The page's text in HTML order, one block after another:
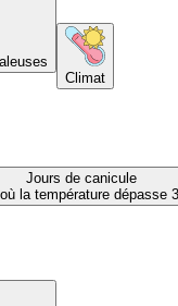
Climat
Jours de canicule
la température dépasse